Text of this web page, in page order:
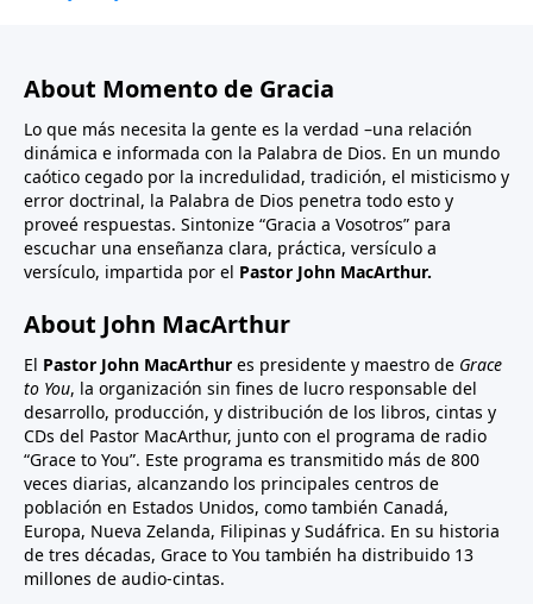
About Momento de Gracia
Lo que más necesita la gente es la verdad –una relación
dinámica e informada con la Palabra de Dios. En un mundo
caótico cegado por la incredulidad, tradición, el misticismo y
error doctrinal, la Palabra de Dios penetra todo esto y
proveé respuestas. Sintonize “Gracia a Vosotros” para
escuchar una enseñanza clara, práctica, versículo a
versículo, impartida por el Pastor John MacArthur.
About John MacArthur
El Pastor John MacArthur es presidente y maestro de Grace
to You, la organización sin fines de lucro responsable del
desarrollo, producción, y distribución de los libros, cintas y
CDs del Pastor MacArthur, junto con el programa de radio
“Grace to You”. Este programa es transmitido más de 800
veces diarias, alcanzando los principales centros de
población en Estados Unidos, como también Canadá,
Europa, Nueva Zelanda, Filipinas y Sudáfrica. En su historia
de tres décadas, Grace to You también ha distribuido 13
millones de audio-cintas.